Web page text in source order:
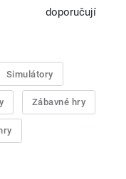
doporučují
Simulátory
Zábavné hry